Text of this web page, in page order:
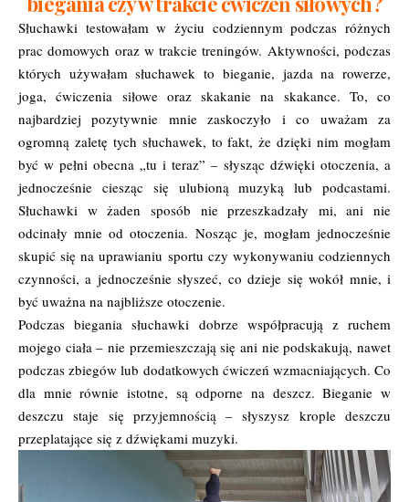
Słuchawki testowałam w życiu codziennym podczas różnych
prac domowych oraz w trakcie treningów. Aktywności, podczas
których używałam słuchawek to bieganie, jazda na rowerze,
joga, ćwiczenia siłowe oraz skakanie na skakance. To, co
najbardziej pozytywnie mnie zaskoczyło i co uważam za
ogromną zaletę tych słuchawek, to fakt, że dzięki nim mogłam
być w pełni obecna „tu i teraz” – słysząc dźwięki otoczenia, a
jednocześnie ciesząc się ulubioną muzyką lub podcastami.
Słuchawki w żaden sposób nie przeszkadzały mi, ani nie
odcinały mnie od otoczenia. Nosząc je, mogłam jednocześnie
skupić się na uprawianiu sportu czy wykonywaniu codziennych
czynności, a jednocześnie słyszeć, co dzieje się wokół mnie, i
być uważna na najbliższe otoczenie.
Podczas biegania słuchawki dobrze współpracują z ruchem
mojego ciała – nie przemieszczają się ani nie podskakują, nawet
podczas zbiegów lub dodatkowych ćwiczeń wzmacniających. Co
dla mnie równie istotne, są odporne na deszcz. Bieganie w
deszczu staje się przyjemnością – słyszysz krople deszczu
przeplatające się z dźwiękami muzyki.